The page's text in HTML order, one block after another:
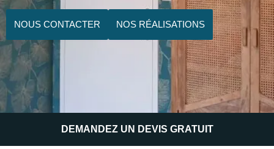
NOUS CONTACTER NOS RÉALISATIONS
DEMANDEZ UN DEVIS GRATUIT